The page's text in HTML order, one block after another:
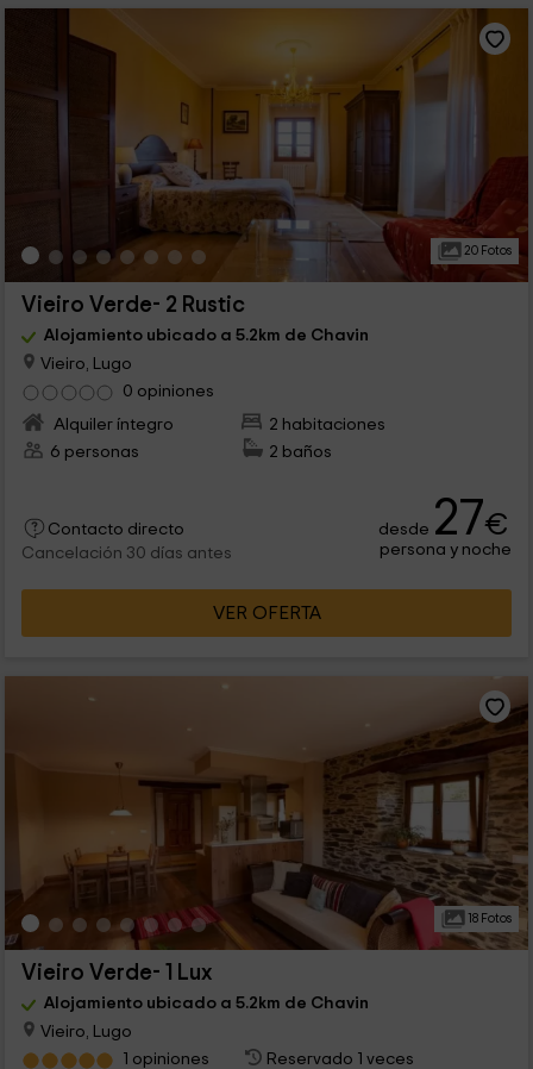
20 Fotos
Vieiro Verde- 2 Rustic
Alojamiento ubicado a 5.2km de Chavin
Vieiro, Lugo
0 opiniones
Alquiler íntegro
2 habitaciones
6 personas
2 baños
Contacto directo
Cancelación 30 días antes
desde 27€
persona y noche
VER OFERTA
18 Fotos
Vieiro Verde- 1 Lux
Alojamiento ubicado a 5.2km de Chavin
Vieiro, Lugo
1 opiniones
Reservado 1 veces